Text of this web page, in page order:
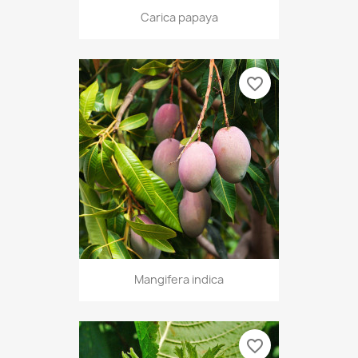
Carica papaya
Mangifera indica
favorite_border
favorite_border